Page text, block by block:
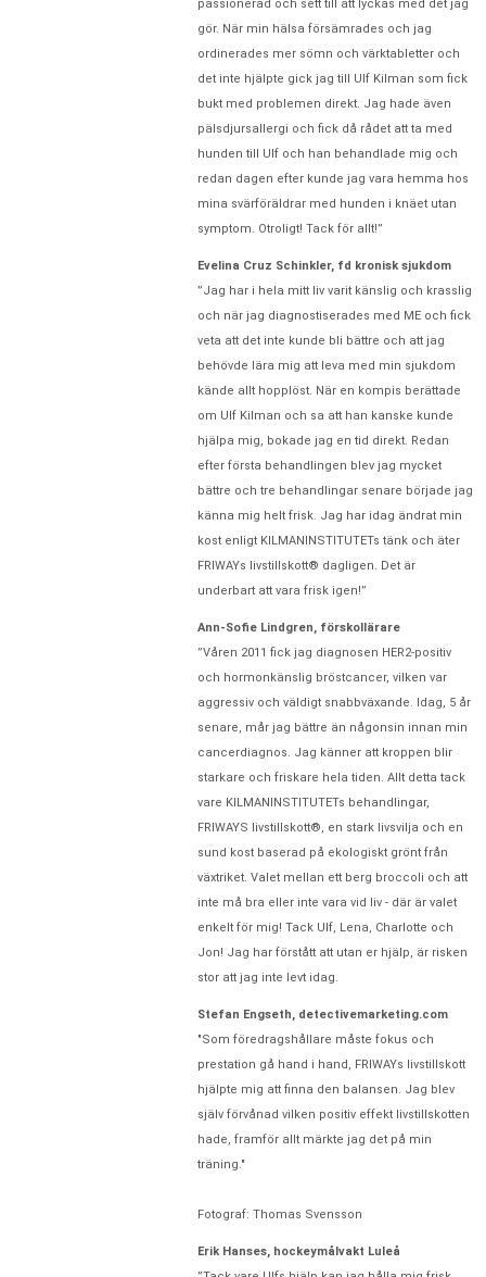
passionerad och sett till att lyckas med det jag
gör. När min hälsa försämrades och jag
ordinerades mer sömn och värktabletter och
det inte hjälpte gick jag till Ulf Kilman som fick
bukt med problemen direkt. Jag hade även
pälsdjursallergi och fick då rådet att ta med
hunden till Ulf och han behandlade mig och
redan dagen efter kunde jag vara hemma hos
mina svärföräldrar med hunden i knäet utan
symptom. Otroligt! Tack för allt!”
Evelina Cruz Schinkler, fd kronisk sjukdom
”Jag har i hela mitt liv varit känslig och krasslig
och när jag diagnostiserades med ME och fick
veta att det inte kunde bli bättre och att jag
behövde lära mig att leva med min sjukdom
kände allt hopplöst. När en kompis berättade
om Ulf Kilman och sa att han kanske kunde
hjälpa mig, bokade jag en tid direkt. Redan
efter första behandlingen blev jag mycket
bättre och tre behandlingar senare började jag
känna mig helt frisk. Jag har idag ändrat min
kost enligt KILMANINSTITUTETs tänk och äter
FRIWAYs livstillskott® dagligen. Det är
underbart att vara frisk igen!”
Ann-Sofie Lindgren, förskollärare
”Våren 2011 fick jag diagnosen HER2-positiv
och hormonkänslig bröstcancer, vilken var
aggressiv och väldigt snabbväxande. Idag, 5 år
senare, mår jag bättre än någonsin innan min
cancerdiagnos. Jag känner att kroppen blir
starkare och friskare hela tiden. Allt detta tack
vare KILMANINSTITUTETs behandlingar,
FRIWAYS livstillskott®, en stark livsvilja och en
sund kost baserad på ekologiskt grönt från
växtriket. Valet mellan ett berg broccoli och att
inte må bra eller inte vara vid liv - där är valet
enkelt för mig! Tack Ulf, Lena, Charlotte och
Jon! Jag har förstått att utan er hjälp, är risken
stor att jag inte levt idag.
Stefan Engseth, detectivemarketing.com
"Som föredragshållare måste fokus och
prestation gå hand i hand, FRIWAYs livstillskott
hjälpte mig att finna den balansen. Jag blev
själv förvånad vilken positiv effekt livstillskotten
hade, framför allt märkte jag det på min
träning."
Fotograf: Thomas Svensson
Erik Hanses, hockeymålvakt Luleå